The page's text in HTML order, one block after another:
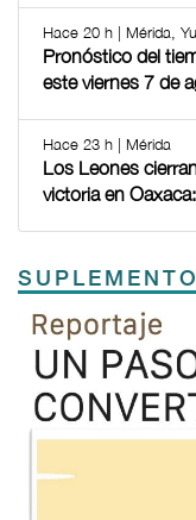
Hace 20 h | Mérida,
Pronóstico del
este viernes 7 de
Hace 23 h | Mérida
Los Leones
victoria en
Previous